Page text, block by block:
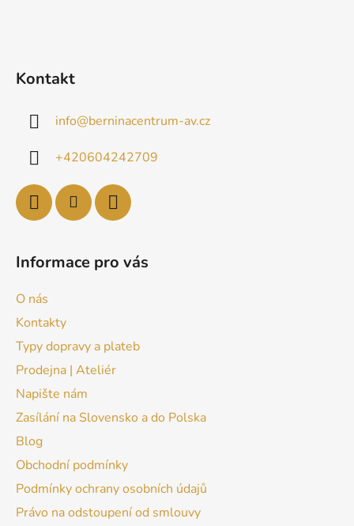
Kontakt
info@berninacentrum-av.cz
+420604242709
Informace pro vás
O nás
Kontakty
Typy dopravy a plateb
Prodejna | Ateliér
Napište nám
Zasílání na Slovensko a do Polska
Blog
Obchodní podmínky
Podmínky ochrany osobních údajů
Právo na odstoupení od smlouvy